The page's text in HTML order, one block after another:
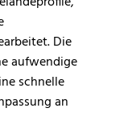
Die
aufwendige
schnelle
an